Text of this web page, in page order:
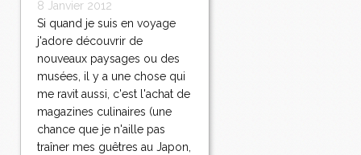
8 Janvier 2012
Si quand je suis en voyage
j'adore découvrir de
nouveaux paysages ou des
musées, il y a une chose qui
me ravit aussi, c'est l'achat de
magazines culinaires (une
chance que je n'aille pas
traîner mes guêtres au Japon,